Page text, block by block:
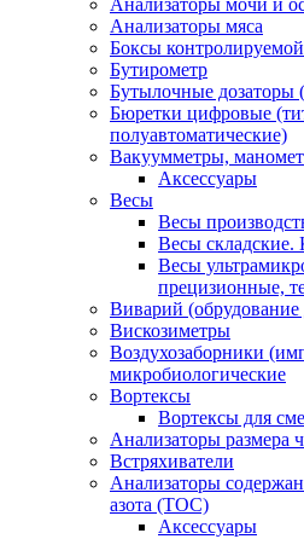
Анализаторы мочи и
Анализаторы мяса
Боксы
Бутирометр
Бутылочные дозаторы
Бюретки цифровые
полуавтоматические)
Вакуумметры,
Аксессуары
Весы
Весы
Весы складские.
Весы
прецизионные,
Виварий
Вискозиметры
Воздухозаборники
микробиологические
Вортексы
Вортексы для
Анализаторы размера
Встряхиватели
Анализаторы
азота (ТОС)
Аксессуары